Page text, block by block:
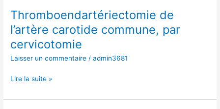
Thromboendartériectomie de
l’artère carotide commune, par
cervicotomie
Laisser un commentaire /admin3681
Thromboendartériectomie
de
l’artère
carotide
commune,
cervicotomie
Lire la suite »